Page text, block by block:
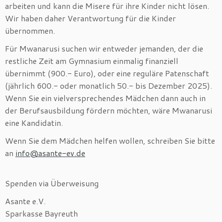
arbeiten und kann die Misere für ihre Kinder nicht lösen.
Wir haben daher Verantwortung für die Kinder
übernommen.
Für Mwanarusi suchen wir entweder jemanden, der die
restliche Zeit am Gymnasium einmalig finanziell
übernimmt (900.- Euro), oder eine reguläre Patenschaft
(jährlich 600.- oder monatlich 50.- bis Dezember 2025).
Wenn Sie ein vielversprechendes Mädchen dann auch in
der Berufsausbildung fördern möchten, wäre Mwanarusi
eine Kandidatin.
Wenn Sie dem Mädchen helfen wollen, schreiben Sie bitte
an info@asante-ev.de
Spenden via Überweisung
Asante e.V.
Sparkasse Bayreuth